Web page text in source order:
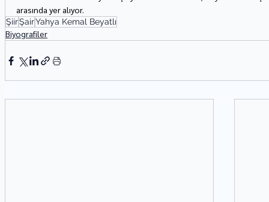
arasında yer alıyor.
ŞiirŞairYahya Kemal Beyatlı
Biyografiler